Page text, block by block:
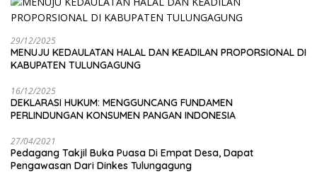
29/12/2025
MENUJU KEDAULATAN HALAL DAN KEADILAN PROPORSIONAL DI
KABUPATEN TULUNGAGUNG
16/12/2025
DEKLARASI HUKUM: MENGGUNCANG FUNDAMEN
PERLINDUNGAN KONSUMEN PANGAN INDONESIA
27/04/2021
Pedagang Takjil Buka Puasa Di Empat Desa, Dapat
Pengawasan Dari Dinkes Tulungagung